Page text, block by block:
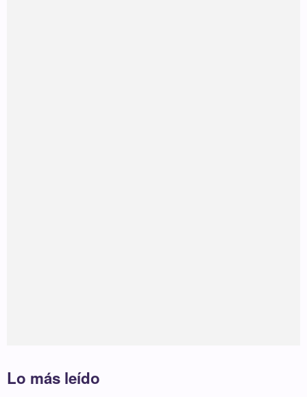
Lo más leído